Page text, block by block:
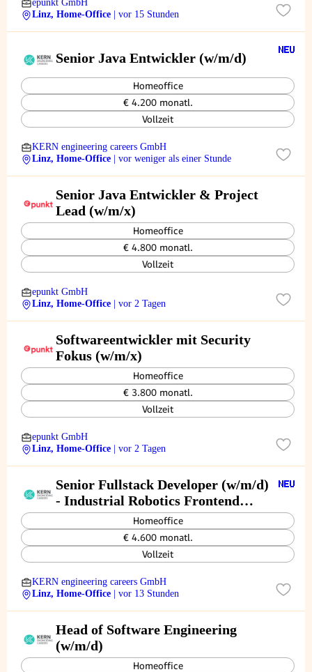
epunkt GmbH
Linz, Home-Office
| vor 15 Stunden
Senior Java Entwickler (w/m/d)
Homeoffice
€ 4.200 monatl.
Vollzeit
KERN engineering careers GmbH
Linz, Home-Office
| vor weniger als einer Stunde
Senior Java Entwickler & Project
Lead (w/m/x)
Homeoffice
€ 4.800 monatl.
Vollzeit
epunkt GmbH
Linz, Home-Office
| vor 2 Tagen
Softwareentwickler mit Security
Fokus (w/m/x)
Homeoffice
€ 3.800 monatl.
Vollzeit
epunkt GmbH
Linz, Home-Office
| vor 2 Tagen
Senior Fullstack Developer (w/m/d)
- Industrial Robotics Frontend
Focus
Homeoffice
€ 4.600 monatl.
Vollzeit
KERN engineering careers GmbH
Linz, Home-Office
| vor 13 Stunden
Head of Software Engineering
(w/m/d)
Homeoffice